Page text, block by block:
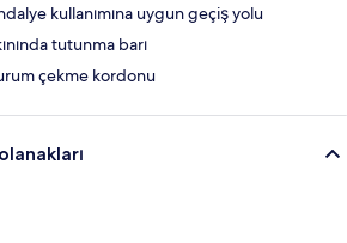
kullanımına uygun geçiş yolu
tutunma barı
çekme kordonu